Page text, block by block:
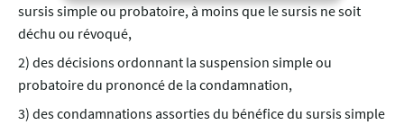
sursis simple ou probatoire, à moins que le sursis ne soit
déchu ou révoqué,
2) des décisions ordonnant la suspension simple ou
probatoire du prononcé de la condamnation,
3) des condamnations assorties du bénéfice du sursis simple